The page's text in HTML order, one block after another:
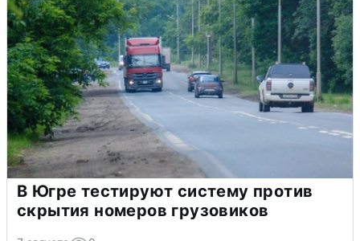
В Югре тестируют систему против
скрытия номеров грузовиков